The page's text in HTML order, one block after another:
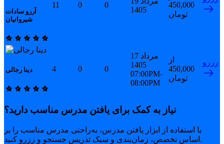
آرزو سادات
شیروانیان
11 0 0
1405
450,000
تومان
دینا رجالی 4 0 0
17 مرداد
1405
07:00PM-
08:00PM
از
450,000
تومان
رزرو
نیاز به کمک برای یافتن مدرس مناسب دارید؟
با استفاده از ابزار یافتن مدرس، به‌راحتی مدرس مناسب را بر
اساس تخصص، زمان‌بندی و سبک تدریس جستجو و رزرو کنید.